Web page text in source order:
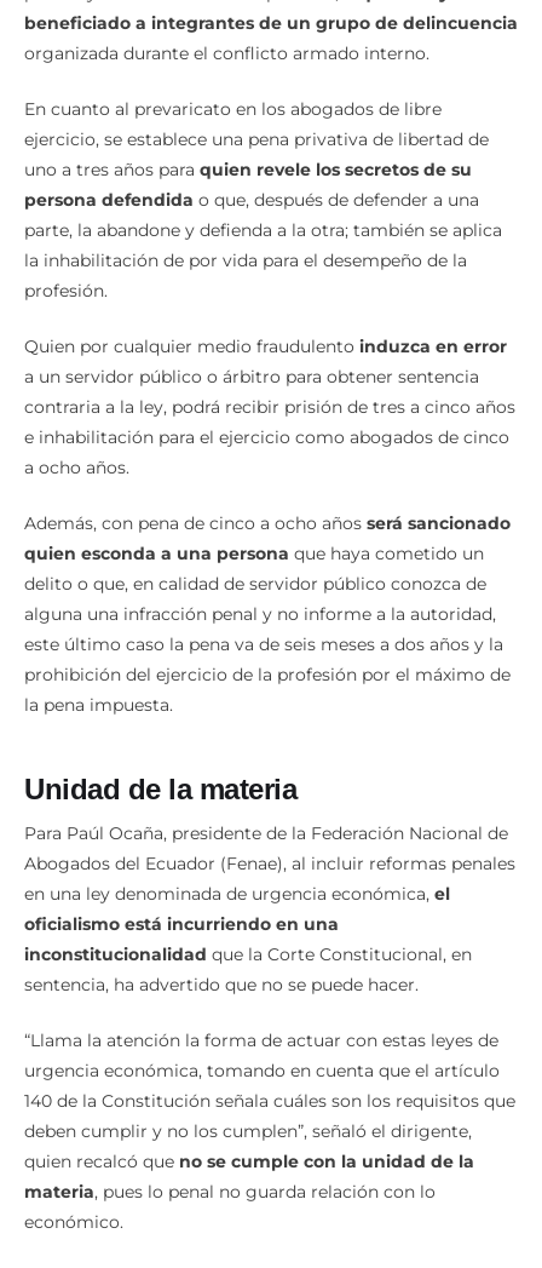
beneficiado a integrantes de un grupo de delincuencia
organizada durante el conflicto armado interno.
En cuanto al prevaricato en los abogados de libre
ejercicio, se establece una pena privativa de libertad de
uno a tres años para quien revele los secretos de su
persona defendida o que, después de defender a una
parte, la abandone y defienda a la otra; también se aplica
la inhabilitación de por vida para el desempeño de la
profesión.
Quien por cualquier medio fraudulento induzca en error
a un servidor público o árbitro para obtener sentencia
contraria a la ley, podrá recibir prisión de tres a cinco años
e inhabilitación para el ejercicio como abogados de cinco
a ocho años.
Además, con pena de cinco a ocho años será sancionado
quien esconda a una persona que haya cometido un
delito o que, en calidad de servidor público conozca de
alguna una infracción penal y no informe a la autoridad,
este último caso la pena va de seis meses a dos años y la
prohibición del ejercicio de la profesión por el máximo de
la pena impuesta.
Unidad de la materia
Para Paúl Ocaña, presidente de la Federación Nacional de
Abogados del Ecuador (Fenae), al incluir reformas penales
en una ley denominada de urgencia económica, el
oficialismo está incurriendo en una
inconstitucionalidad que la Corte Constitucional, en
sentencia, ha advertido que no se puede hacer.
“Llama la atención la forma de actuar con estas leyes de
urgencia económica, tomando en cuenta que el artículo
140 de la Constitución señala cuáles son los requisitos que
deben cumplir y no los cumplen”, señaló el dirigente,
quien recalcó que no se cumple con la unidad de la
materia, pues lo penal no guarda relación con lo
económico.